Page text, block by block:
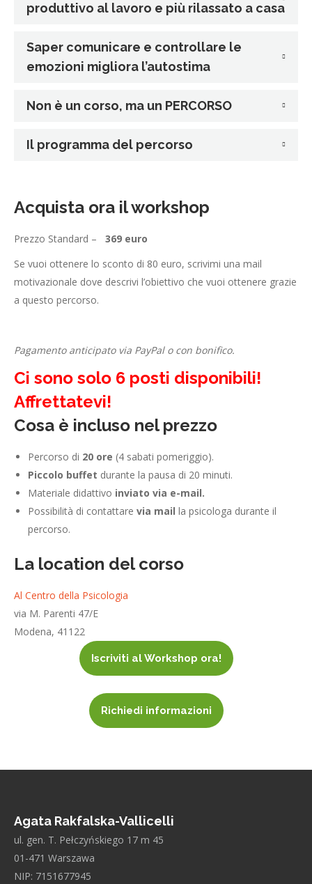
produttivo al lavoro e più rilassato a casa
Saper comunicare e controllare le
emozioni migliora l’autostima
Non è un corso, ma un PERCORSO
Il programma del percorso
Acquista ora il workshop
Prezzo Standard – 369 euro
Se vuoi ottenere lo sconto di 80 euro, scrivimi una mail
motivazionale dove descrivi l’obiettivo che vuoi ottenere grazie
a questo percorso.
Pagamento anticipato via PayPal o con bonifico.
Ci sono solo 6 posti disponibili!
Affrettatevi!
Cosa è incluso nel prezzo
Percorso di 20 ore (4 sabati pomeriggio).
Piccolo buffet durante la pausa di 20 minuti.
Materiale didattivo inviato via e-mail.
Possibilità di contattare via mail la psicologa durante il
percorso.
La location del corso
Al Centro della Psicologia
via M. Parenti 47/E
Modena, 41122
Iscriviti al Workshop ora!
Richiedi informazioni
Agata Rakfalska-Vallicelli
ul. gen. T. Pełczyńskiego 17 m 45
01-471 Warszawa
NIP: 7151677945